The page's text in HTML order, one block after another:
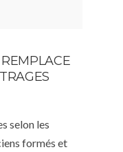
selon les
formés et